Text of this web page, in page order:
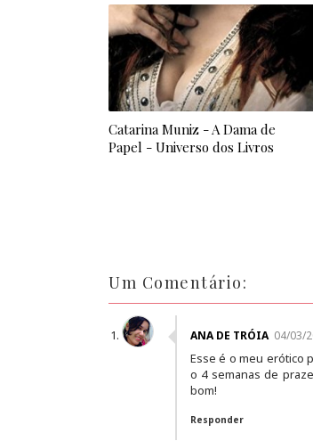
Catarina Muniz - A Dama de
Papel - Universo dos Livros
Um Comentário:
ANA DE TRÓIA 04/03/
Esse é o meu erótico
o 4 semanas de
bom!
Responder